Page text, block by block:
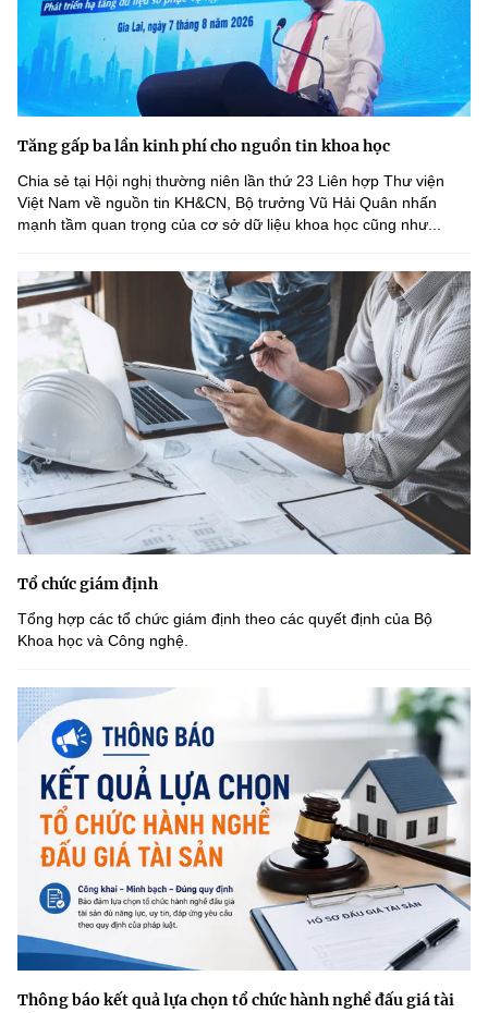
Tăng gấp ba lần kinh phí cho nguồn tin khoa học
Chia sẻ tại Hội nghị thường niên lần thứ 23 Liên hợp Thư viện
Việt Nam về nguồn tin KH&CN, Bộ trưởng Vũ Hải Quân nhấn
mạnh tầm quan trọng của cơ sở dữ liệu khoa học cũng như...
Tổ chức giám định
Tổng hợp các tổ chức giám định theo các quyết định của Bộ
Khoa học và Công nghệ.
Thông báo kết quả lựa chọn tổ chức hành nghề đấu giá tài